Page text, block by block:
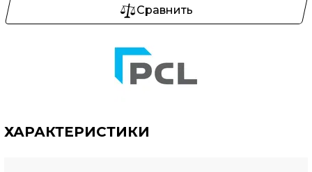
Сравнить
ХАРАКТЕРИСТИКИ